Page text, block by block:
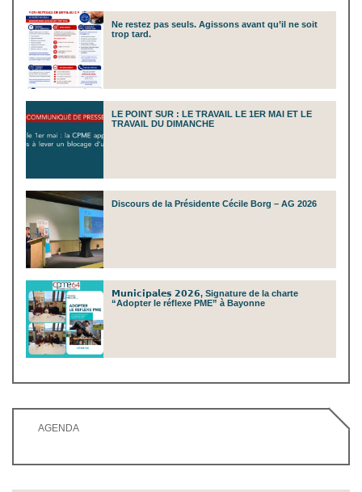
Ne restez pas seuls. Agissons avant qu’il ne soit
trop tard.
LE POINT SUR : LE TRAVAIL LE 1ER MAI ET LE
TRAVAIL DU DIMANCHE
Discours de la Présidente Cécile Borg – AG 2026
𝗠𝘂𝗻𝗶𝗰𝗶𝗽𝗮𝗹𝗲𝘀 𝟮𝟬𝟮𝟲, Signature de la charte
“Adopter le réflexe PME” à Bayonne
AGENDA